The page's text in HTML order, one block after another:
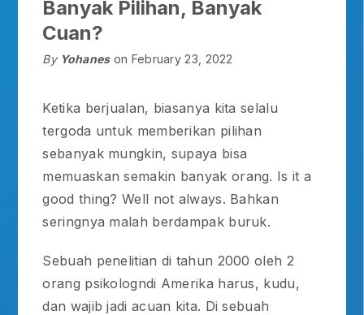
Banyak Pilihan, Banyak
Cuan?
By Yohanes on February 23, 2022
Ketika berjualan, biasanya kita selalu
tergoda untuk memberikan pilihan
sebanyak mungkin, supaya bisa
memuaskan semakin banyak orang. Is it a
good thing? Well not always. Bahkan
seringnya malah berdampak buruk.
Sebuah penelitian di tahun 2000 oleh 2
orang psikologndi Amerika harus, kudu,
dan wajib jadi acuan kita. Di sebuah